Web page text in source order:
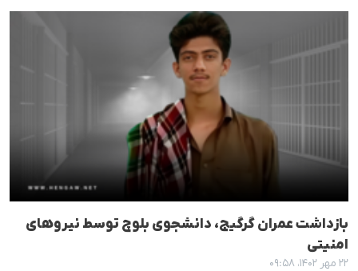
بازداشت عمران گرگیج، دانشجوی بلوچ توسط نیروهای
امنیتی
۲۲ مهر ۱۴۰۲، ۰۹:۵۸